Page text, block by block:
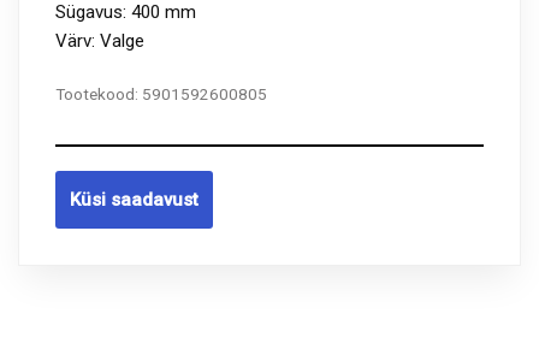
Sügavus: 400 mm
Värv: Valge
Tootekood: 5901592600805
Küsi saadavust